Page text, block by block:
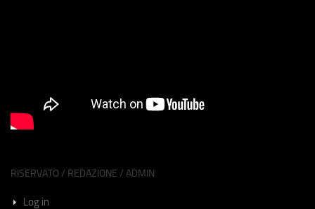
RISERVATO / REDAZIONE / ADMIN
Log in